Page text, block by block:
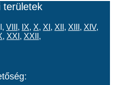
területek
VIII , IX, X, XI , XII , XIII , XIV,
, XXI , XXII ,